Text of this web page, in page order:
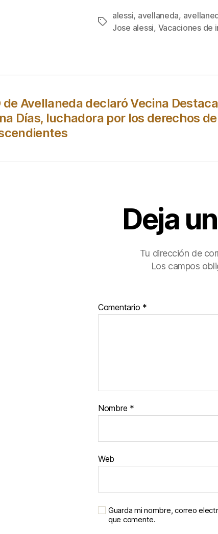
Etiquetas
alessi, avellaneda,
Jose alessi, Vacaciones de
de Avellaneda declaró Vecina
Días, luchadora por los derechos
Deja
Tu dirección de
Los campos
Comentario *
Nombre *
Web
Guarda mi nombre, correo
que comente.